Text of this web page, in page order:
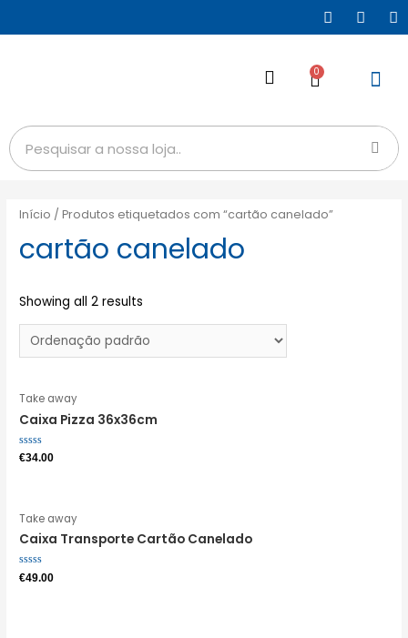
0
Início / Produtos etiquetados com “cartão canelado”
cartão canelado
Showing all 2 results
Take away
Caixa Pizza 36x36cm
Avaliação
€34.00
Take away
Caixa Transporte Cartão Canelado
Avaliação
0
€49.00